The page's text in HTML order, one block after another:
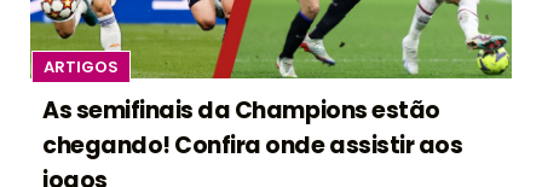
ARTIGOS
As semifinais da Champions estão
chegando! Confira onde assistir aos
jogos